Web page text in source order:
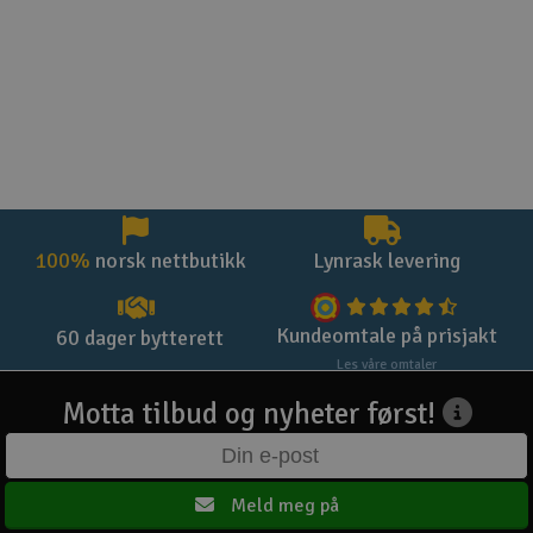
100% norsk nettbutikk Lynrask levering
60 dager bytterett Kundeomtale på prisjakt
Les våre omtaler
Motta tilbud og nyheter først!
Meld meg på